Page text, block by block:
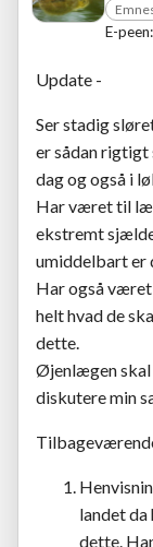
E-
Update -
Ser stadig
er sådan
dag og også i
Har været til
ekstremt
umiddelbart er
Har også
helt hvad de
dette.
Øjenlægen skal
diskutere min
landet da
dette.